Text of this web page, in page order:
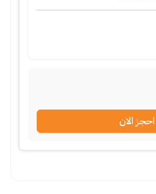
احجز الان